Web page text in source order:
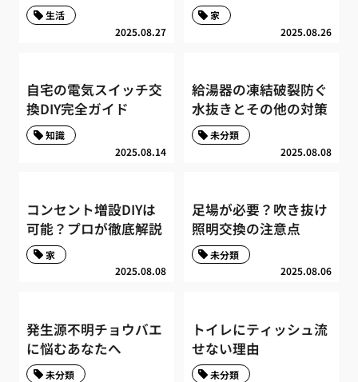
2025.08.27
生活
2025.08.26
家
自宅の電気スイッチ交
換DIY完全ガイド
2025.08.14
知識
給湯器の凍結破裂防ぐ
水抜きとその他の対策
2025.08.08
未分類
コンセント増設DIYは
可能？プロが徹底解説
2025.08.08
家
足場が必要？吹き抜け
照明交換の注意点
2025.08.06
未分類
発生源不明チョウバエ
に悩むあなたへ
未分類
トイレにティッシュ流
せない理由
未分類